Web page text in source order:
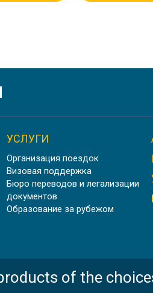
УСЛУГИ
Организация поездок
Визовая поддержка
Бюро переводов и легализации
документов
Образование за рубежом
of the